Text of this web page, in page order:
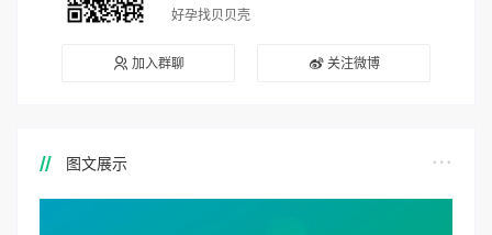
好孕找贝贝壳
加入群聊 关注微博
图文展示